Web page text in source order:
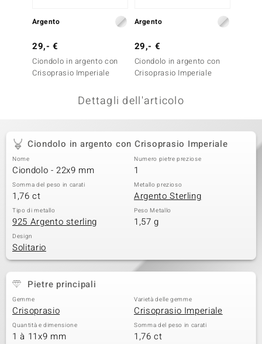
Argento
29,- €
Ciondolo in argento con
Crisoprasio Imperiale
Argento
29,- €
Ciondolo in argento con
Crisoprasio Imperiale
Dettagli dell'articolo
Ciondolo in argento con Crisoprasio Imperiale
Nome
Ciondolo - 22x9 mm
Numero pietre preziose
1
Somma del peso in carati
1,76 ct
Metallo prezioso
Argento Sterling
Tipo di metallo
925 Argento sterling
Peso Metallo
1,57 g
Design
Solitario
Pietre principali
Gemme
Crisoprasio
Varietà delle gemme
Crisoprasio Imperiale
Quantità e dimensione
1 à 11x9 mm
Somma del peso in carati
1,76 ct